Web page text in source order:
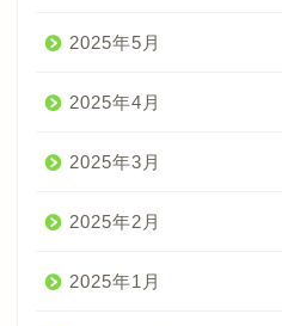
2025年5月
2025年4月
2025年3月
2025年2月
2025年1月